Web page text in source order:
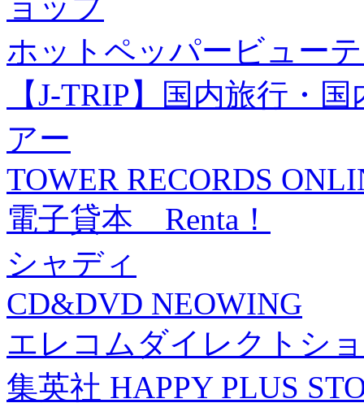
ホットペッパービュー
【J-TRIP】国内旅行・
アー
TOWER RECORDS
電子貸本 Renta！
シャディ
CD&DVD NEOWING
エレコムダイレクトシ
集英社 HAPPY PLUS